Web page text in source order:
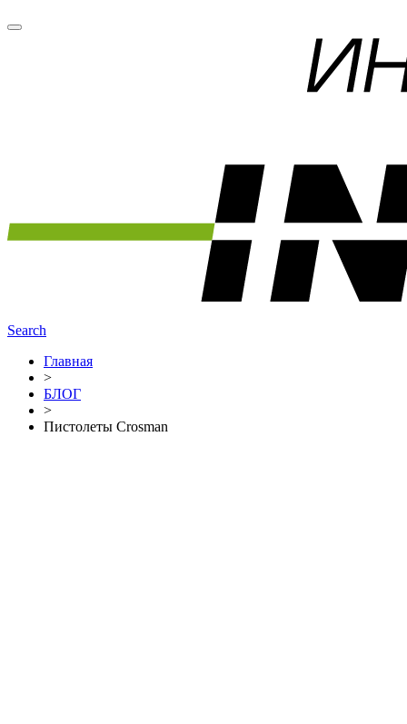
Search
Главная
>
БЛОГ
>
Пистолеты Crosman